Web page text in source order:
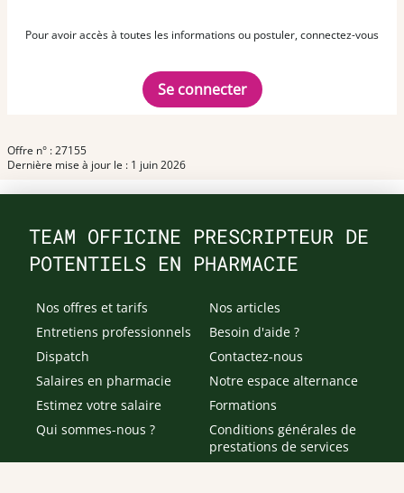
Pour avoir accès à toutes les informations ou postuler, connectez-vous
Se connecter
Offre n° : 27155
Dernière mise à jour le : 1 juin 2026
TEAM OFFICINE PRESCRIPTEUR DE
POTENTIELS EN PHARMACIE
Nos offres et tarifs
Entretiens professionnels
Dispatch
Salaires en pharmacie
Estimez votre salaire
Qui sommes-nous ?
Nos articles
Besoin d'aide ?
Contactez-nous
Notre espace alternance
Formations
Conditions générales de
prestations de services